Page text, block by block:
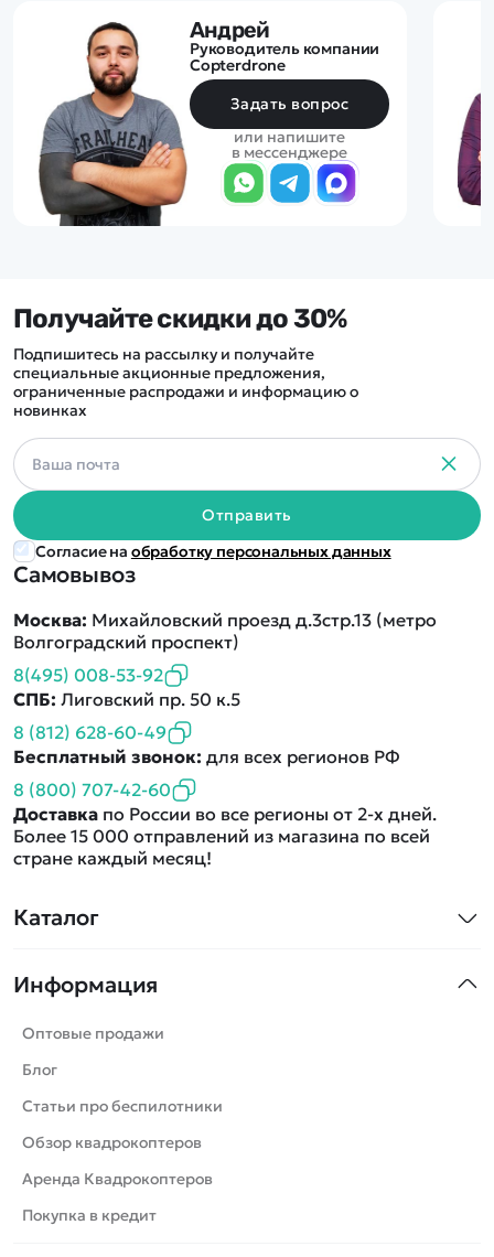
Андрей
Руководитель компании
Copterdrone
Задать вопрос
или напишите
в мессенджере
Каталог
Машинки
Танки
Вертолеты
Катера
Роботы
Самолеты
Сборные модели
Информация
Оптовые продажи
Блог
Статьи про беспилотники
Обзор квадрокоптеров
Аренда Квадрокоптеров
Покупка в кредит
Самовывоз
Москва: Михайловский проезд д.3стр.13 (метро
Волгоградский проспект)
8(495) 008-53-92
СПБ: Лиговский пр. 50 к.5
8 (812) 628-60-49
Бесплатный звонок: для всех регионов РФ
8 (800) 707-42-60
Доставка по России во все регионы от 2-х дней.
Более 15 000 отправлений из магазина по всей
стране каждый месяц!
Получайте скидки до 30%
Подпишитесь на рассылку и получайте
специальные акционные предложения,
ограниченные распродажи и информацию о
новинках
Отправить
Согласие на обработку персональных данных